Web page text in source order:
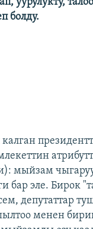
болду.
мыйзам
бар эле. Бирок
депутаттар
менен